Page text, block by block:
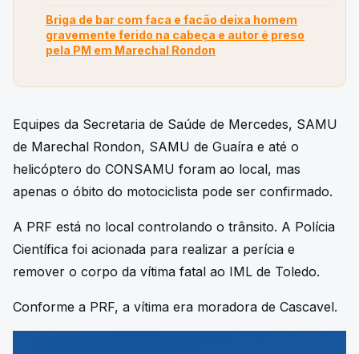
Briga de bar com faca e facão deixa homem
gravemente ferido na cabeça e autor é preso
pela PM em Marechal Rondon
Equipes da Secretaria de Saúde de Mercedes, SAMU
de Marechal Rondon, SAMU de Guaíra e até o
helicóptero do CONSAMU foram ao local, mas
apenas o óbito do motociclista pode ser confirmado.
A PRF está no local controlando o trânsito. A Polícia
Científica foi acionada para realizar a perícia e
remover o corpo da vítima fatal ao IML de Toledo.
Conforme a PRF, a vítima era moradora de Cascavel.